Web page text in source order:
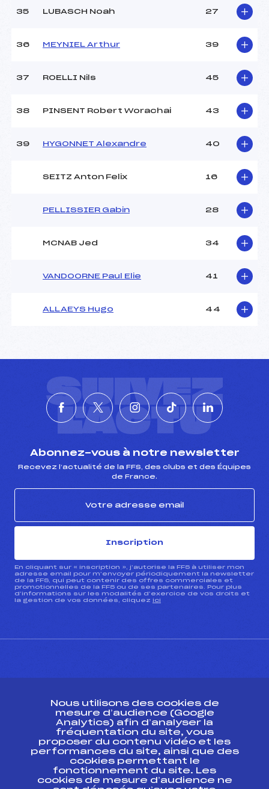
35 LUBASCH Noah 27
36 MEYNIEL Arthur 39
37 ROELLI Nils 45
38 PINSENT Robert Worachai 43
39 HYGONNET Alexandre 40
SEITZ Anton Felix 16
PELLISSIER Gabin 28
MCNAB Jed 34
VANDOORNE Paul Elie 41
ALLAEYS Hugo 44
SUIVEZ
L'ACTU
Abonnez-vous à notre newsletter
Recevez l’actualité de la FFS, des clubs et des Équipes
de France.
Inscription
En cliquant sur « inscription », j’autorise la FFS à utiliser mon
adresse email pour m’envoyer périodiquement la newsletter
de la FFS, qui peut contenir des offres commerciales et
promotionnelles de la FFS ou de ses partenaires. Pour plus
d’informations sur les modalités d’exercice de vos droits et
la gestion de vos données, cliquez ici
Ressources
Pass’Neige
Projet sportif fédéral
Projet de performance fédéral
Nous utilisons des cookies de
mesure d’audience (Google
Analytics) afin d’analyser la
fréquentation du site, vous
proposer du contenu vidéo et les
performances du site, ainsi que des
cookies permettant le
fonctionnement du site. Les
cookies de mesure d’audience ne